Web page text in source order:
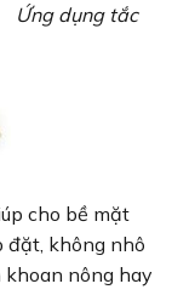
Ứng dụng tắc
cho bề mặt
đặt, không nhô
khoan nông hay